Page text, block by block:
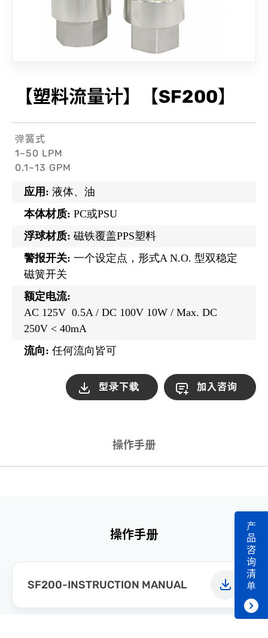
【塑料流量计】【SF200】
弹簧式
1~50 LPM
0.1~13 GPM
应用:液体、油
本体材质:PC或PSU
浮球材质:磁铁覆盖PPS塑料
警报开关:一个设定点，形式A N.O. 型双稳定
磁簧开关
额定电流:
AC 125V 0.5A / DC 100V 10W / Max. DC
250V < 40mA
流向:任何流向皆可
型录下载 加入咨询
操作手册
操作手册
SF200-INSTRUCTION MANUAL
产
品
咨
询
清
单